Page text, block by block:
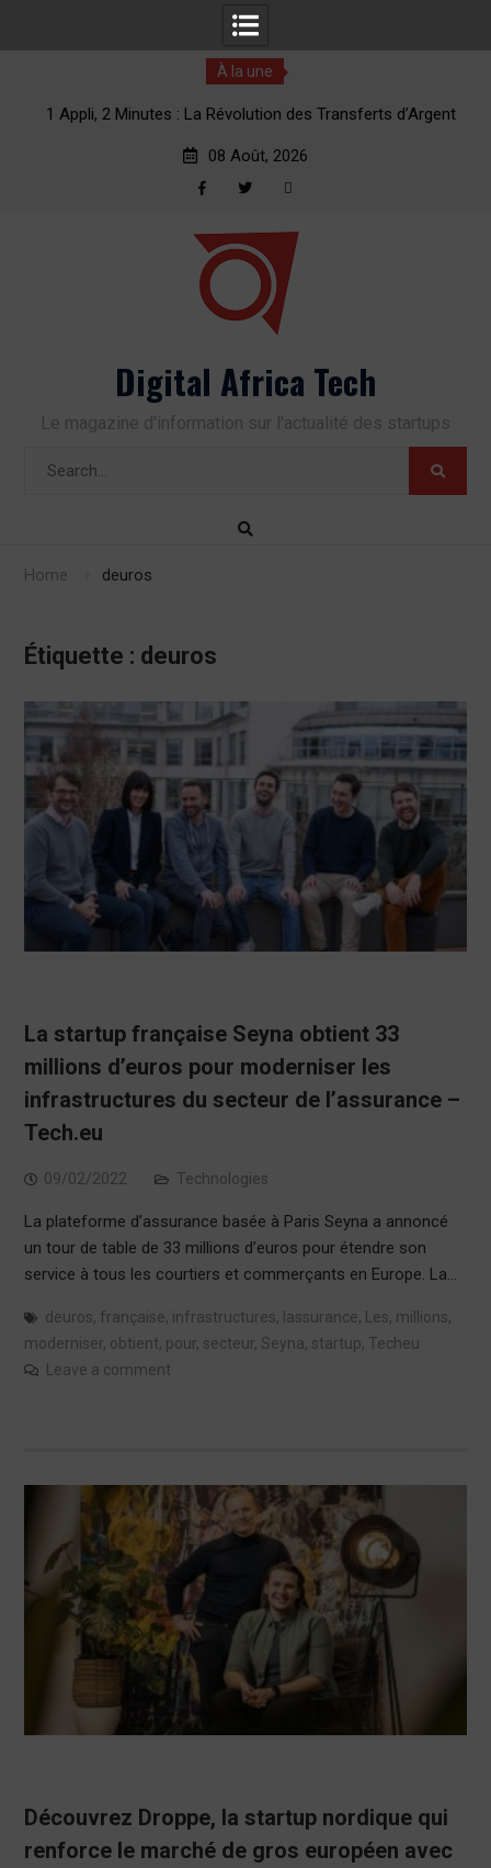
À la une
Cette startup de Nice veut révolutionner les transferts
08 Août, 2026
Digital Africa Tech
Le magazine d'information sur l'actualité des startups
Home deuros
Étiquette : deuros
La startup française Seyna obtient 33
millions d’euros pour moderniser les
infrastructures du secteur de l’assurance –
Tech.eu
09/02/2022 Technologies
La plateforme d’assurance basée à Paris Seyna a annoncé
un tour de table de 33 millions d’euros pour étendre son
service à tous les courtiers et commerçants en Europe. La…
deuros, française, infrastructures, lassurance, Les, millions,
moderniser, obtient, pour, secteur, Seyna, startup, Techeu
Leave a comment
Découvrez Droppe, la startup nordique qui
renforce le marché de gros européen avec